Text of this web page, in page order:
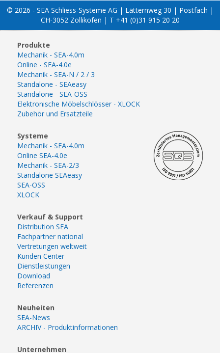
© 2026 - SEA Schliess-Systeme AG | Lätternweg 30 | Postfach |
CH-3052 Zollikofen | T +41 (0)31 915 20 20
Produkte
Mechanik - SEA-4.0m
Online - SEA-4.0e
Mechanik - SEA-N / 2 / 3
Standalone - SEAeasy
Standalone - SEA-OSS
Elektronische Möbelschlösser - XLOCK
Zubehör und Ersatzteile
Systeme
Mechanik - SEA-4.0m
Online SEA-4.0e
Mechanik - SEA-2/3
Standalone SEAeasy
SEA-OSS
XLOCK
Verkauf & Support
Distribution SEA
Fachpartner national
Vertretungen weltweit
Kunden Center
Dienstleistungen
Download
Referenzen
Neuheiten
SEA-News
ARCHIV - Produktinformationen
Unternehmen